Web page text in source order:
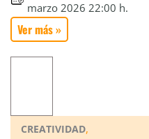
marzo 2026 22:00 h.
Ver más »
CREATIVIDAD,